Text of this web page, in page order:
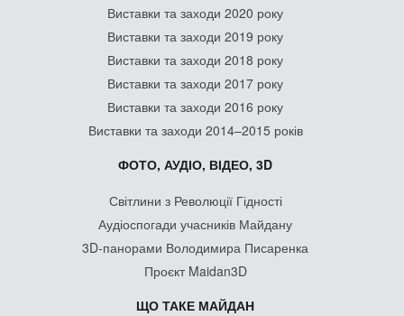
Виставки та заходи 2020 року
Виставки та заходи 2019 року
Виставки та заходи 2018 року
Виставки та заходи 2017 року
Виставки та заходи 2016 року
Виставки та заходи 2014–2015 років
ФОТО, АУДІО, ВІДЕО, 3D
Світлини з Революції Гідності
Аудіоспогади учасників Майдану
3D-панорами Володимира Писаренка
Проєкт Maidan3D
ЩО ТАКЕ МАЙДАН